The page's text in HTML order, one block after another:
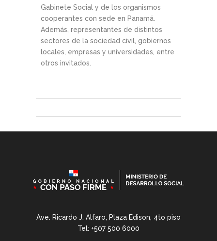
Gabinete Social y de los organismos
cooperantes con sede en Panamá.
Además, representantes de distintos
sectores de la sociedad civil, gobiernos
locales, empresas y universidades, entre
otros invitados.
Ave. Ricardo J. Alfaro, Plaza Edison, 4to piso
Tel: +507 500 6000